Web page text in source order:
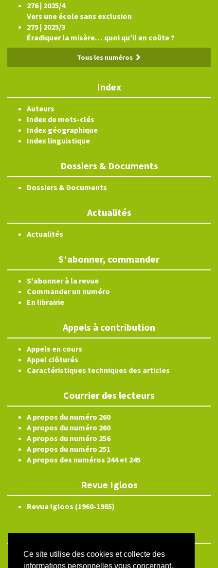
Ce site utilise des cookies et collecte des
informations personnelles vous concernant.
276 | 2025/4
Vers une école sans exclusion
275 | 2025/3
Éradiquer la misère… quoi qu’il en coûte ?
Tous les numéros
Index
Auteurs
Index de mots-clés
Index géographique
Index linguistique
Dossiers & Documents
Dossiers & Documents
Actualités
Actualités
S'abonner, commander
S'abonner à la revue
Commander un numéro
En librairie
Appels à contribution
Appels en cours
Appel clôturés
Caractéristiques techniques des articles
Courrier des lecteurs
A propos du numéro 260
A propos du numéro 260
A propos du numéro 256
A propos du numéro 251
A propos des numéros 244 et 245
Revue Igloos
Revue Igloos (1960-1985)
ISSN électronique 2804-3359